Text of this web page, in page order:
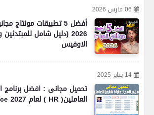
06 مارس 2026
أفضل 5 تطبيقات مونتاج
2026 (دليل شامل
الاوفيس
14 يناير 2025
تحميل مجانى : افضل برنامج
العاملين( HR ) لعام 2027 Human Resource